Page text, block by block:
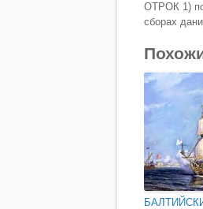
ОТРОК 1)
сборах